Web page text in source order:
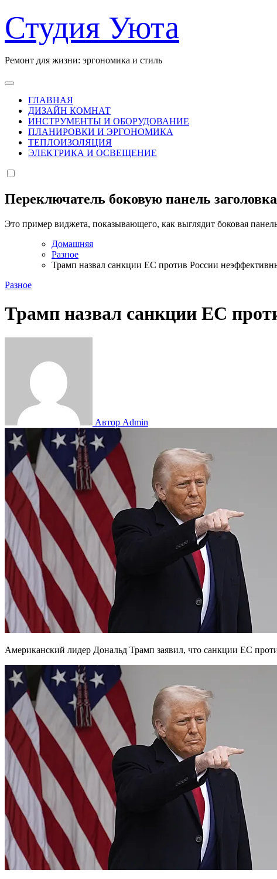
к
содержанию
Студия Уюта
Ремонт для жизни: эргономика и стиль
ГЛАВНАЯ
ДИЗАЙН КОМНАТ
ИНСТРУМЕНТЫ И ОБОРУДОВАНИЕ
ПЛАНИРОВКИ И ЭРГОНОМИКА
ТЕПЛОИЗОЛЯЦИЯ
ЭЛЕКТРИКА И ОСВЕЩЕНИЕ
Переключатель боковую панель заголовка
Это пример виджета, показывающего, как выглядит боковая
Домашняя
Разное
Трамп назвал санкции ЕС против России
Разное
Трамп назвал санкции ЕС
Автор Admin
Американский лидер Дональд Трамп заявил, что санкции ЕС